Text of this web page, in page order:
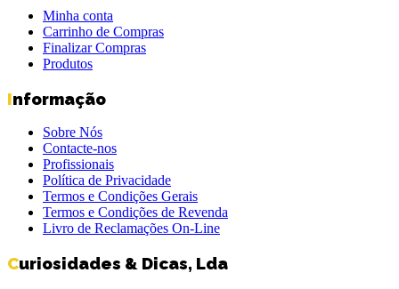
Minha conta
Carrinho de Compras
Finalizar Compras
Produtos
Informação
Sobre Nós
Contacte-nos
Profissionais
Política de Privacidade
Termos e Condições Gerais
Termos e Condições de Revenda
Livro de Reclamações On-Line
Curiosidades & Dicas, Lda